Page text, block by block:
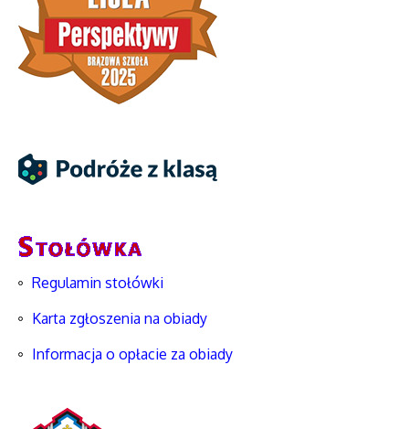
Regulamin stołówki
Karta zgłoszenia na obiady
Informacja o opłacie za obiady